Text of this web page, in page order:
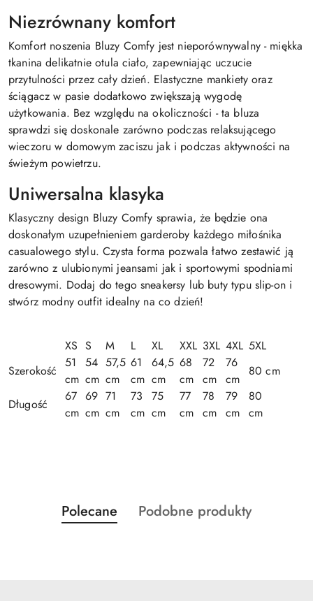
Niezrównany komfort
Komfort noszenia Bluzy Comfy jest nieporównywalny - miękka
tkanina delikatnie otula ciało, zapewniając uczucie
przytulności przez cały dzień. Elastyczne mankiety oraz
ściągacz w pasie dodatkowo zwiększają wygodę
użytkowania. Bez względu na okoliczności - ta bluza
sprawdzi się doskonale zarówno podczas relaksującego
wieczoru w domowym zaciszu jak i podczas aktywności na
świeżym powietrzu.
Uniwersalna klasyka
Klasyczny design Bluzy Comfy sprawia, że będzie ona
doskonałym uzupełnieniem garderoby każdego miłośnika
casualowego stylu. Czysta forma pozwala łatwo zestawić ją
zarówno z ulubionymi jeansami jak i sportowymi spodniami
dresowymi. Dodaj do tego sneakersy lub buty typu slip-on i
stwórz modny outfit idealny na co dzień!
XS S M L XL XXL 3XL 4XL 5XL
Szerokość
51
cm
54
cm
57,5
cm
61
cm
64,5
cm
68
cm
72
cm
76
cm
80 cm
Długość
67
cm
69
cm
71
cm
73
cm
75
cm
77
cm
78
cm
79
cm
80
cm
Pomiń karuzelę produktów
Produkty
o
Polecane
Produkty
Podobne produkty